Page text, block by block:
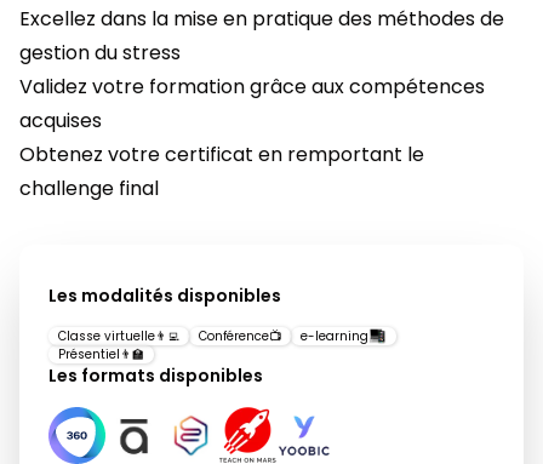
Excellez dans la mise en pratique des méthodes de
gestion du stress
Validez votre formation grâce aux compétences
acquises
Obtenez votre certificat en remportant le
challenge final
Les modalités disponibles
Classe virtuelle👨‍💻 Conférence📺
e-learning
Présentiel 👨‍🏫
Les formats disponibles